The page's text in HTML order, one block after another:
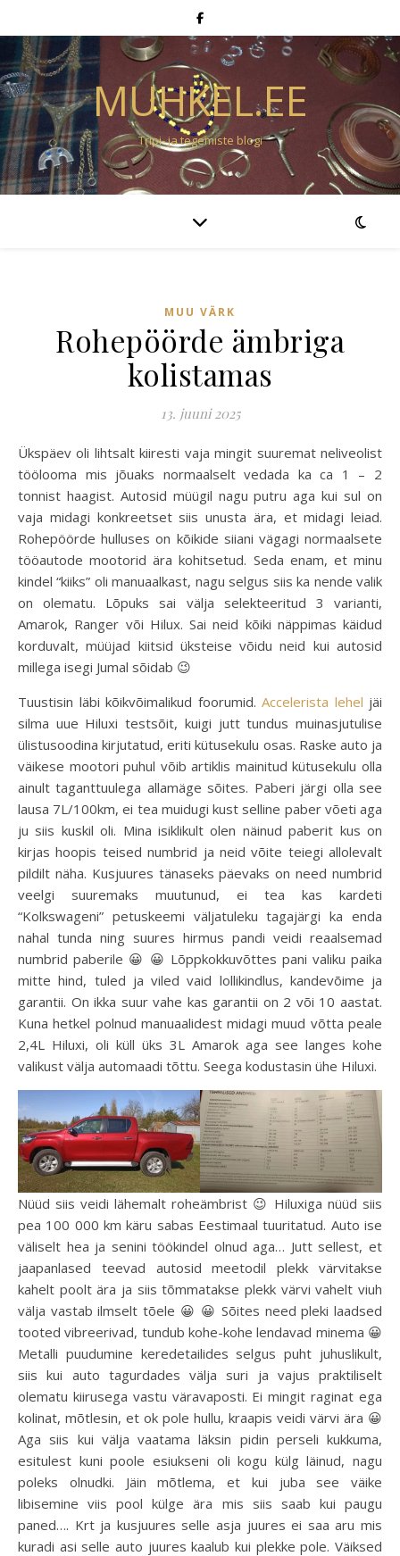
MUHKEL.EE
Tripi- ja tegemiste blogi
MUU VÄRK
Rohepöörde ämbriga
kolistamas
13. juuni 2025
Ükspäev oli lihtsalt kiiresti vaja mingit suuremat neliveolist
töölooma mis jõuaks normaalselt vedada ka ca 1 – 2
tonnist haagist. Autosid müügil nagu putru aga kui sul on
vaja midagi konkreetset siis unusta ära, et midagi leiad.
Rohepöörde hulluses on kõikide siiani vägagi normaalsete
tööautode mootorid ära kohitsetud. Seda enam, et minu
kindel “kiiks” oli manuaalkast, nagu selgus siis ka nende valik
on olematu. Lõpuks sai välja selekteeritud 3 varianti,
Amarok, Ranger või Hilux. Sai neid kõiki näppimas käidud
korduvalt, müüjad kiitsid üksteise võidu neid kui autosid
millega isegi Jumal sõidab 😉
Tuustisin läbi kõikvõimalikud foorumid. Accelerista lehel jäi
silma uue Hiluxi testsõit, kuigi jutt tundus muinasjutulise
ülistusoodina kirjutatud, eriti kütusekulu osas. Raske auto ja
väikese mootori puhul võib artiklis mainitud kütusekulu olla
ainult taganttuulega allamäge sõites. Paberi järgi olla see
lausa 7L/100km, ei tea muidugi kust selline paber võeti aga
ju siis kuskil oli. Mina isiklikult olen näinud paberit kus on
kirjas hoopis teised numbrid ja neid võite teiegi allolevalt
pildilt näha. Kusjuures tänaseks päevaks on need numbrid
veelgi suuremaks muutunud, ei tea kas kardeti
“Kolkswageni” petuskeemi väljatuleku tagajärgi ka enda
nahal tunda ning suures hirmus pandi veidi reaalsemad
numbrid paberile 😀 😀 Lõppkokkuvõttes pani valiku paika
mitte hind, tuled ja viled vaid lollikindlus, kandevõime ja
garantii. On ikka suur vahe kas garantii on 2 või 10 aastat.
Kuna hetkel polnud manuaalidest midagi muud võtta peale
2,4L Hiluxi, oli küll üks 3L Amarok aga see langes kohe
valikust välja automaadi tõttu. Seega kodustasin ühe Hiluxi.
Nüüd siis veidi lähemalt roheämbrist 😉 Hiluxiga nüüd siis
pea 100 000 km käru sabas Eestimaal tuuritatud. Auto ise
väliselt hea ja senini töökindel olnud aga… Jutt sellest, et
jaapanlased teevad autosid meetodil plekk värvitakse
kahelt poolt ära ja siis tõmmatakse plekk värvi vahelt viuh
välja vastab ilmselt tõele 😀 😀 Sõites need pleki laadsed
tooted vibreerivad, tundub kohe-kohe lendavad minema 😀
Metalli puudumine keredetailides selgus puht juhuslikult,
siis kui auto tagurdades välja suri ja vajus praktiliselt
olematu kiirusega vastu väravaposti. Ei mingit raginat ega
kolinat, mõtlesin, et ok pole hullu, kraapis veidi värvi ära 😀
Aga siis kui välja vaatama läksin pidin perseli kukkuma,
esitulest kuni poole esiukseni oli kogu külg läinud, nagu
poleks olnudki. Jäin mõtlema, et kui juba see väike
libisemine viis pool külge ära mis siis saab kui paugu
paned…. Krt ja kusjuures selle asja juures ei saa aru mis
kuradi asi selle auto juures kaalub kui plekke pole. Väiksed